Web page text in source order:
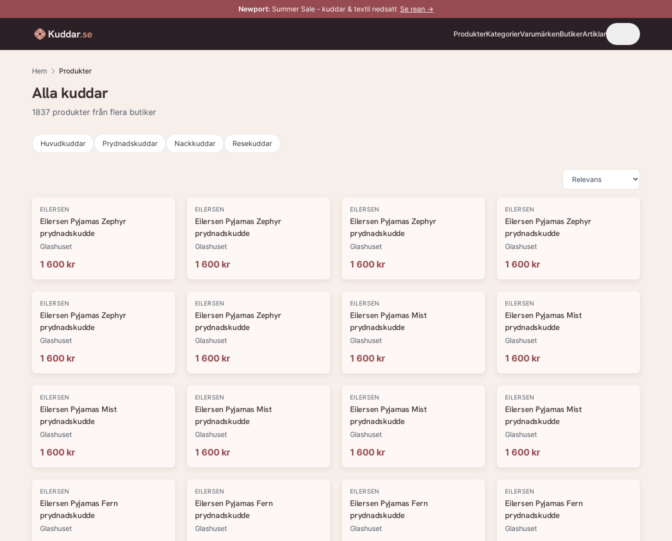
Newport: Summer Sale - kuddar & textil nedsatt Se rean →
Kuddar.se ProdukterKategorierVarumärkenButikerArtiklar
Hem Produkter
Alla kuddar
1837 produkter från flera butiker
Huvudkuddar Prydnadskuddar Nackkuddar Resekuddar
EILERSEN
Eilersen Pyjamas Zephyr
prydnadskudde
Glashuset
1 600 kr
EILERSEN
Eilersen Pyjamas Zephyr
prydnadskudde
Glashuset
1 600 kr
EILERSEN
Eilersen Pyjamas Zephyr
prydnadskudde
Glashuset
1 600 kr
EILERSEN
Eilersen Pyjamas Zephyr
prydnadskudde
Glashuset
1 600 kr
EILERSEN
Eilersen Pyjamas Zephyr
prydnadskudde
Glashuset
1 600 kr
EILERSEN
Eilersen Pyjamas Zephyr
prydnadskudde
Glashuset
1 600 kr
EILERSEN
Eilersen Pyjamas Mist
prydnadskudde
Glashuset
1 600 kr
EILERSEN
Eilersen Pyjamas Mist
prydnadskudde
Glashuset
1 600 kr
EILERSEN
Eilersen Pyjamas Mist
prydnadskudde
Glashuset
1 600 kr
EILERSEN
Eilersen Pyjamas Mist
prydnadskudde
Glashuset
1 600 kr
EILERSEN
Eilersen Pyjamas Mist
prydnadskudde
Glashuset
1 600 kr
EILERSEN
Eilersen Pyjamas Mist
prydnadskudde
Glashuset
1 600 kr
EILERSEN
Eilersen Pyjamas Fern
prydnadskudde
Glashuset
EILERSEN
Eilersen Pyjamas Fern
prydnadskudde
Glashuset
EILERSEN
Eilersen Pyjamas Fern
prydnadskudde
Glashuset
EILERSEN
Eilersen Pyjamas Fern
prydnadskudde
Glashuset